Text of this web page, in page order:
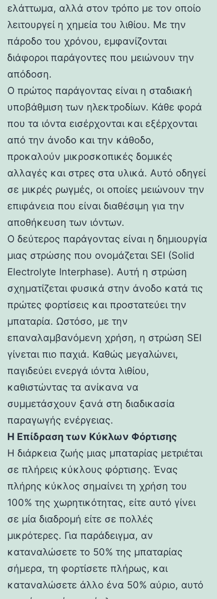
ελάττωμα, αλλά στον τρόπο με τον οποίο
λειτουργεί η χημεία του λιθίου. Με την
πάροδο του χρόνου, εμφανίζονται
διάφοροι παράγοντες που μειώνουν την
απόδοση.
Ο πρώτος παράγοντας είναι η σταδιακή
υποβάθμιση των ηλεκτροδίων. Κάθε φορά
που τα ιόντα εισέρχονται και εξέρχονται
από την άνοδο και την κάθοδο,
προκαλούν μικροσκοπικές δομικές
αλλαγές και στρες στα υλικά. Αυτό οδηγεί
σε μικρές ρωγμές, οι οποίες μειώνουν την
επιφάνεια που είναι διαθέσιμη για την
αποθήκευση των ιόντων.
Ο δεύτερος παράγοντας είναι η δημιουργία
μιας στρώσης που ονομάζεται SEI (Solid
Electrolyte Interphase). Αυτή η στρώση
σχηματίζεται φυσικά στην άνοδο κατά τις
πρώτες φορτίσεις και προστατεύει την
μπαταρία. Ωστόσο, με την
επαναλαμβανόμενη χρήση, η στρώση SEI
γίνεται πιο παχιά. Καθώς μεγαλώνει,
παγιδεύει ενεργά ιόντα λιθίου,
καθιστώντας τα ανίκανα να
συμμετάσχουν ξανά στη διαδικασία
παραγωγής ενέργειας.
Η Επίδραση των Κύκλων Φόρτισης
Η διάρκεια ζωής μιας μπαταρίας μετριέται
σε πλήρεις κύκλους φόρτισης. Ένας
πλήρης κύκλος σημαίνει τη χρήση του
100% της χωρητικότητας, είτε αυτό γίνει
σε μία διαδρομή είτε σε πολλές
μικρότερες. Για παράδειγμα, αν
καταναλώσετε το 50% της μπαταρίας
σήμερα, τη φορτίσετε πλήρως, και
καταναλώσετε άλλο ένα 50% αύριο, αυτό